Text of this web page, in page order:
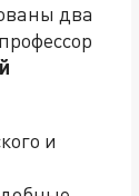
два
и